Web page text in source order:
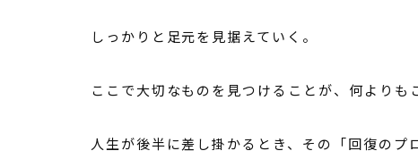
しっかりと足元を見据えていく。
ここで大切なものを見つけることが、何よりも
人生が後半に差し掛かるとき、その「回復の